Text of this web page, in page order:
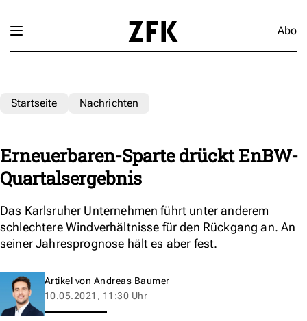
Abo
Startseite Nachrichten
Erneuerbaren-Sparte drückt EnBW-
Quartalsergebnis
Das Karlsruher Unternehmen führt unter anderem
schlechtere Windverhältnisse für den Rückgang an. An
seiner Jahresprognose hält es aber fest.
Artikel von Andreas Baumer
10.05.2021, 11:30 Uhr